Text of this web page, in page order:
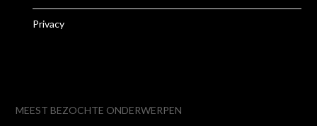
Privacy
MEEST BEZOCHTE ONDERWERPEN